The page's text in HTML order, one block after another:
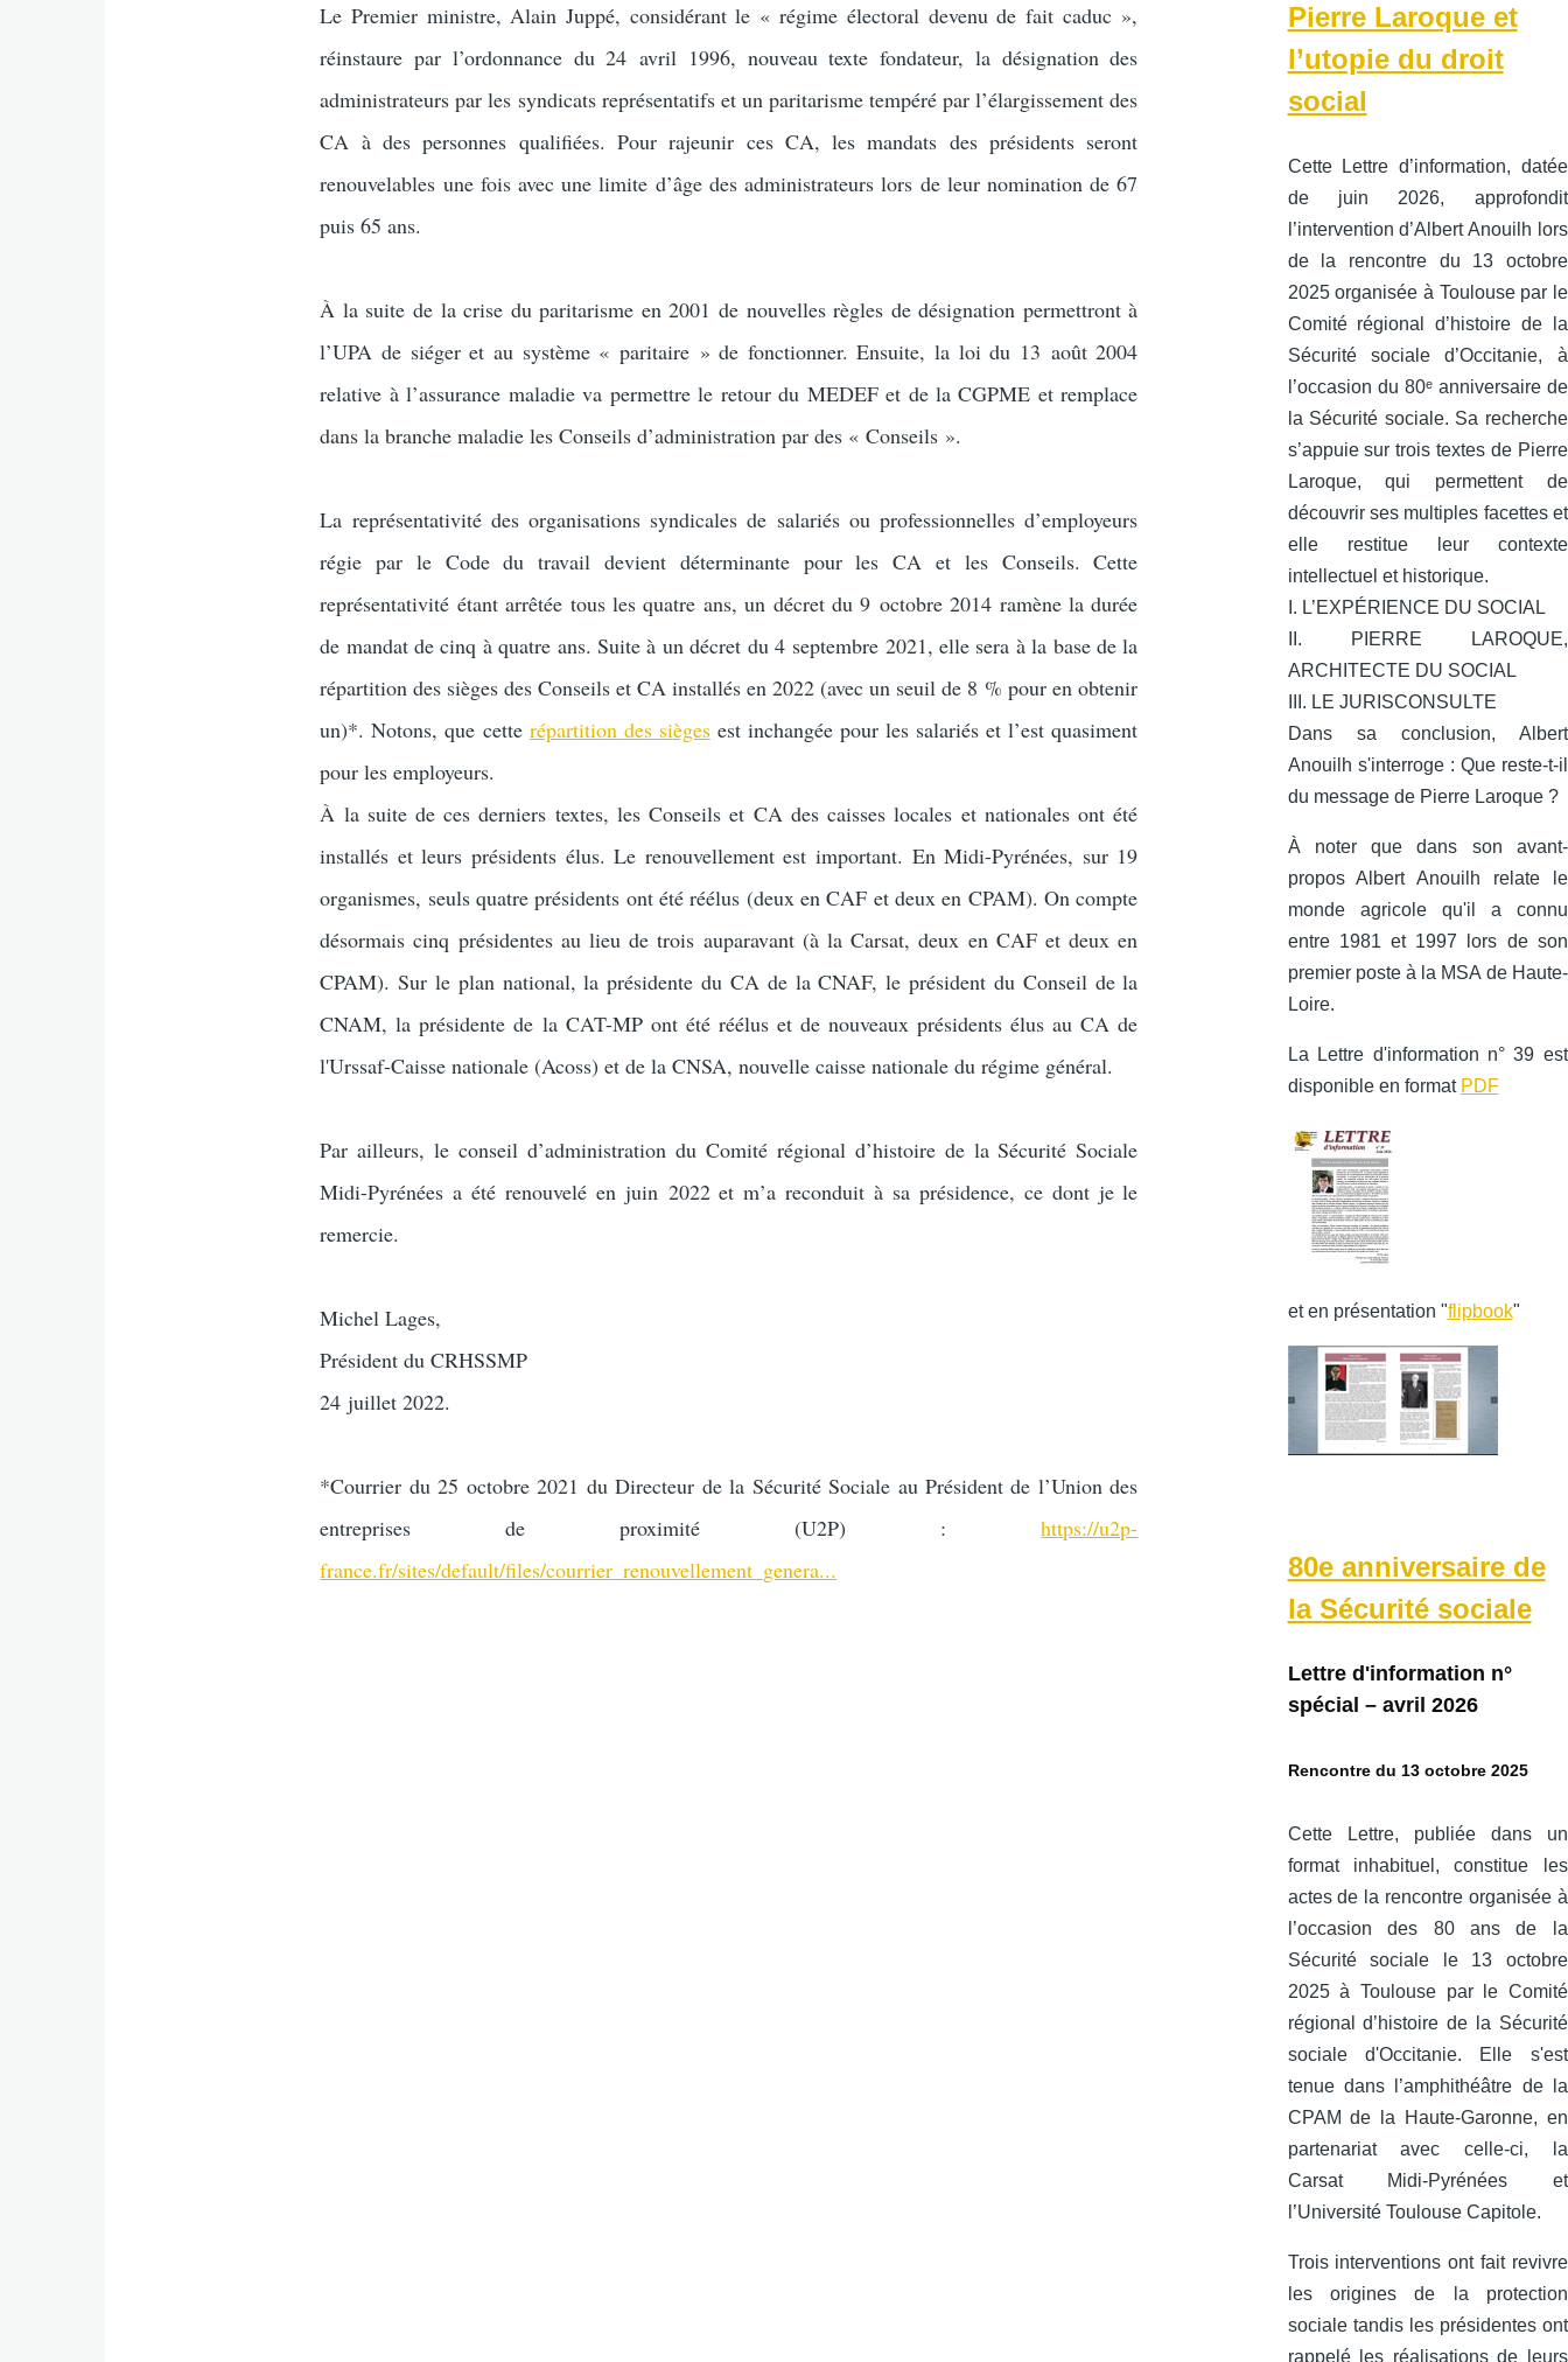
Le Premier ministre, Alain Juppé, considérant le « régime électoral devenu de fait caduc »,
réinstaure par l’ordonnance du 24 avril 1996, nouveau texte fondateur, la désignation des
administrateurs par les syndicats représentatifs et un paritarisme tempéré par l’élargissement des
CA à des personnes qualifiées. Pour rajeunir ces CA, les mandats des présidents seront
renouvelables une fois avec une limite d’âge des administrateurs lors de leur nomination de 67
puis 65 ans.
À la suite de la crise du paritarisme en 2001 de nouvelles règles de désignation permettront à
l’UPA de siéger et au système « paritaire » de fonctionner. Ensuite, la loi du 13 août 2004
relative à l’assurance maladie va permettre le retour du MEDEF et de la CGPME et remplace
dans la branche maladie les Conseils d’administration par des « Conseils ».
La représentativité des organisations syndicales de salariés ou professionnelles d’employeurs
régie par le Code du travail devient déterminante pour les CA et les Conseils. Cette
représentativité étant arrêtée tous les quatre ans, un décret du 9 octobre 2014 ramène la durée
de mandat de cinq à quatre ans. Suite à un décret du 4 septembre 2021, elle sera à la base de la
répartition des sièges des Conseils et CA installés en 2022 (avec un seuil de 8 % pour en obtenir
un)*. Notons, que cette répartition des siègesest inchangée pour les salariés et l’est quasiment
pour les employeurs.
À la suite de ces derniers textes, les Conseils et CA des caisses locales et nationales ont été
installés et leurs présidents élus. Le renouvellement est important. En Midi-Pyrénées, sur 19
organismes, seuls quatre présidents ont été réélus (deux en CAF et deux en CPAM). On compte
désormais cinq présidentes au lieu de trois auparavant (à la Carsat, deux en CAF et deux en
CPAM). Sur le plan national, la présidente du CA de la CNAF, le président du Conseil de la
CNAM, la présidente de la CAT-MP ont été réélus et de nouveaux présidents élus au CA de
l'Urssaf-Caisse nationale (Acoss) et de la CNSA, nouvelle caisse nationale du régime général.
Par ailleurs, le conseil d’administration du Comité régional d’histoire de la Sécurité Sociale
Midi-Pyrénées a été renouvelé en juin 2022 et m’a reconduit à sa présidence, ce dont je le
remercie.
Michel Lages,
Président du CRHSSMP
24 juillet 2022.
*Courrier du 25 octobre 2021 du Directeur de la Sécurité Sociale au Président de l’Union des
entreprises de proximité (U2P) :https://u2p-
france.fr/sites/default/files/courrier_renouvellement_genera...
Pierre Laroque et
l’utopie du droit
social
Cette Lettre d’information, datée
de juin 2026, approfondit
l’intervention d’Albert Anouilh lors
de la rencontre du 13 octobre
2025 organisée à Toulouse par le
Comité régional d’histoire de la
Sécurité sociale d’Occitanie, à
l’occasion du 80ᵉ anniversaire de
la Sécurité sociale. Sa recherche
s’appuie sur trois textes de Pierre
Laroque, qui permettent de
découvrir ses multiples facettes et
elle restitue leur contexte
intellectuel et historique.
I. L’EXPÉRIENCE DU SOCIAL
II. PIERRE LAROQUE,
ARCHITECTE DU SOCIAL
III. LE JURISCONSULTE
Dans sa conclusion, Albert
Anouilh s'interroge : Que reste-t-il
du message de Pierre Laroque ?
À noter que dans son avant-
propos Albert Anouilh relate le
monde agricole qu'il a connu
entre 1981 et 1997 lors de son
premier poste à la MSA de Haute-
Loire.
La Lettre d'information n° 39 est
disponible en format PDF
et en présentation "flipbook"
80e anniversaire de
la Sécurité sociale
Lettre d'information n°
spécial – avril 2026
Rencontre du 13 octobre 2025
Cette Lettre, publiée dans un
format inhabituel, constitue les
actes de la rencontre organisée à
l’occasion des 80 ans de la
Sécurité sociale le 13 octobre
2025 à Toulouse par le Comité
régional d’histoire de la Sécurité
sociale d'Occitanie. Elle s'est
tenue dans l’amphithéâtre de la
CPAM de la Haute-Garonne, en
partenariat avec celle‑ci, la
Carsat Midi‑Pyrénées et
l’Université Toulouse Capitole.
Trois interventions ont fait revivre
les origines de la protection
sociale tandis les présidentes ont
rappelé les réalisations de leurs